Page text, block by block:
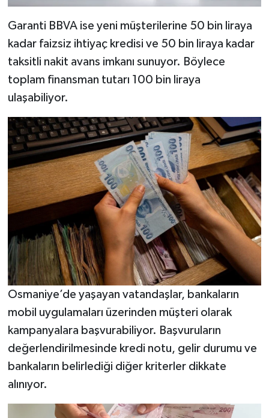
Garanti BBVA ise yeni müşterilerine 50 bin liraya
kadar faizsiz ihtiyaç kredisi ve 50 bin liraya kadar
taksitli nakit avans imkanı sunuyor. Böylece
toplam finansman tutarı 100 bin liraya
ulaşabiliyor.
Osmaniye’de yaşayan vatandaşlar, bankaların
mobil uygulamaları üzerinden müşteri olarak
kampanyalara başvurabiliyor. Başvuruların
değerlendirilmesinde kredi notu, gelir durumu ve
bankaların belirlediği diğer kriterler dikkate
alınıyor.